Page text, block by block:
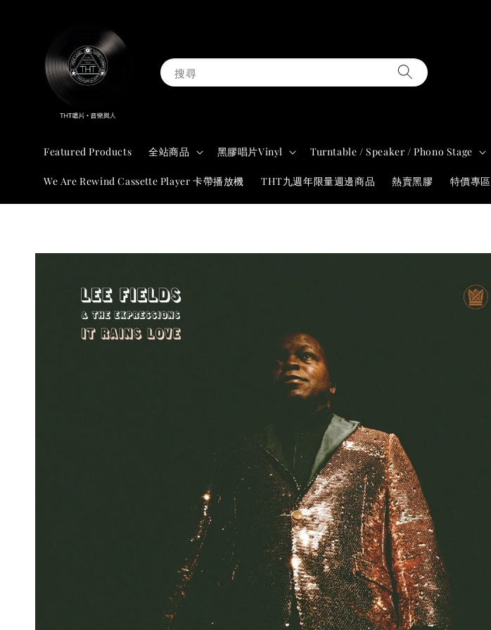
搜尋
Featured Products 全站商品 黑膠唱片Vinyl Turntable / Speaker / Phono Stage
We Are Rewind Cassette Player 卡帶播放機 THT九週年限量週邊商品 熱賣黑膠 特價專區